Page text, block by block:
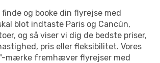
og booke din flyrejse med
blot indtaste Paris og Cancún,
og så viser vi dig de bedste priser,
pris eller fleksibilitet. Vores
mærke fremhæver flyrejser med